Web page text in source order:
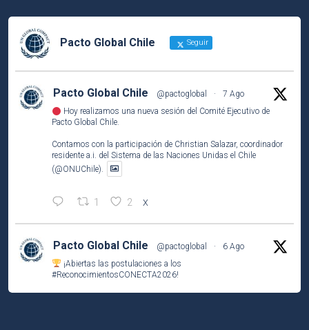
Pacto Global Chile Seguir
Pacto Global Chile @pactoglobal ·
7 Ago
Hoy realizamos una nueva sesión del Comité Ejecutivo de
Pacto Global Chile.
Contamos con la participación de Christian Salazar, coordinador
residente a.i. del Sistema de las Naciones Unidas el Chile
(@ONUChile).
1 2 X
Pacto Global Chile @pactoglobal ·
6 Ago
¡Abiertas las postulaciones a los
#ReconocimientosCONECTA2026!